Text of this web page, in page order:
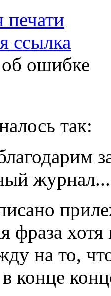
печати
ссылка
ошибке
так:
фраза
на то,
конце